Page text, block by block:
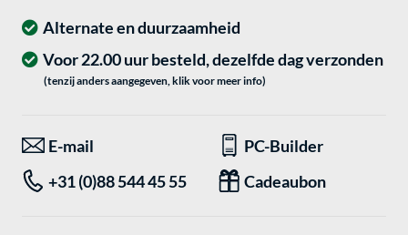
Alternate en duurzaamheid
Voor 22.00 uur besteld, dezelfde dag verzonden
(tenzij anders aangegeven, klik voor meer info)
E-mail
PC-Builder
+31 (0)88 544 45 55
Cadeaubon